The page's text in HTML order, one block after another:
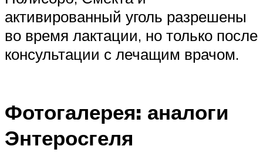
активированный уголь разрешены
во время лактации, но только после
консультации с лечащим врачом.
Фотогалерея: аналоги
Энтеросгеля